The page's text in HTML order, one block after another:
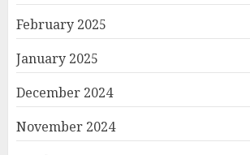
February 2025
January 2025
December 2024
November 2024